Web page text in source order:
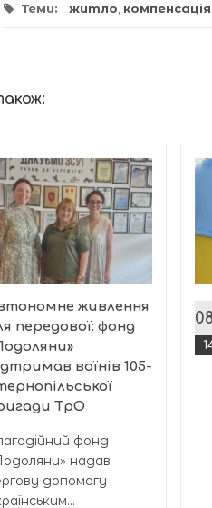
Теми: житло компенсація
живлення
передової: фонд
воїнів 105-
ТрО
фонд
надав
допомогу